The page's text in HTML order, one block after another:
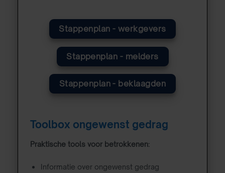
Stappenplan - werkgevers
Stappenplan - melders
Stappenplan - beklaagden
Toolbox ongewenst gedrag
Praktische tools voor betrokkenen:
Informatie over ongewenst gedrag